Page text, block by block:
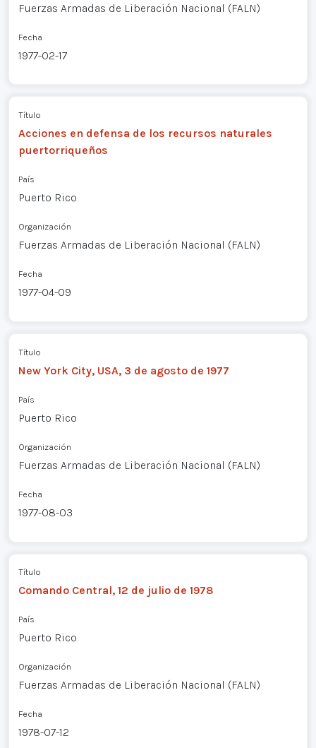
Fuerzas Armadas de Liberación Nacional (FALN)
Fecha
1977-02-17
Título
Acciones en defensa de los recursos naturales
puertorriqueños
País
Puerto Rico
Organización
Fuerzas Armadas de Liberación Nacional (FALN)
Fecha
1977-04-09
Título
New York City, USA, 3 de agosto de 1977
País
Puerto Rico
Organización
Fuerzas Armadas de Liberación Nacional (FALN)
Fecha
1977-08-03
Título
Comando Central, 12 de julio de 1978
País
Puerto Rico
Organización
Fuerzas Armadas de Liberación Nacional (FALN)
Fecha
1978-07-12